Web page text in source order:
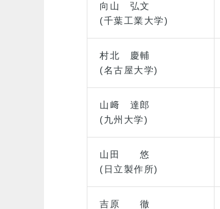
向山 弘文
(千葉工業大学)
村北 慶輔
(名古屋大学)
山﨑 達郎
(九州大学)
山田 悠
(日立製作所)
吉原 徹